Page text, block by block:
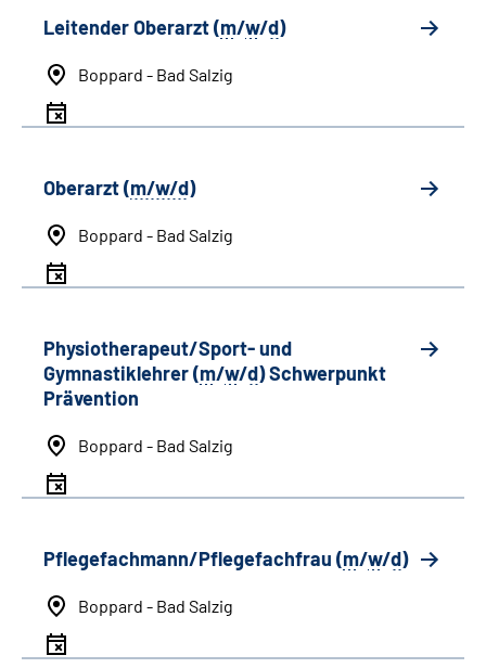
Leitender Oberarzt (m/w/d)
Boppard - Bad Salzig
Oberarzt (m/w/d)
Boppard - Bad Salzig
Physiotherapeut/Sport- und
Gymnastiklehrer (m/w/d) Schwerpunkt
Prävention
Boppard - Bad Salzig
Pflegefachmann/Pflegefachfrau (m/w/d)
Boppard - Bad Salzig